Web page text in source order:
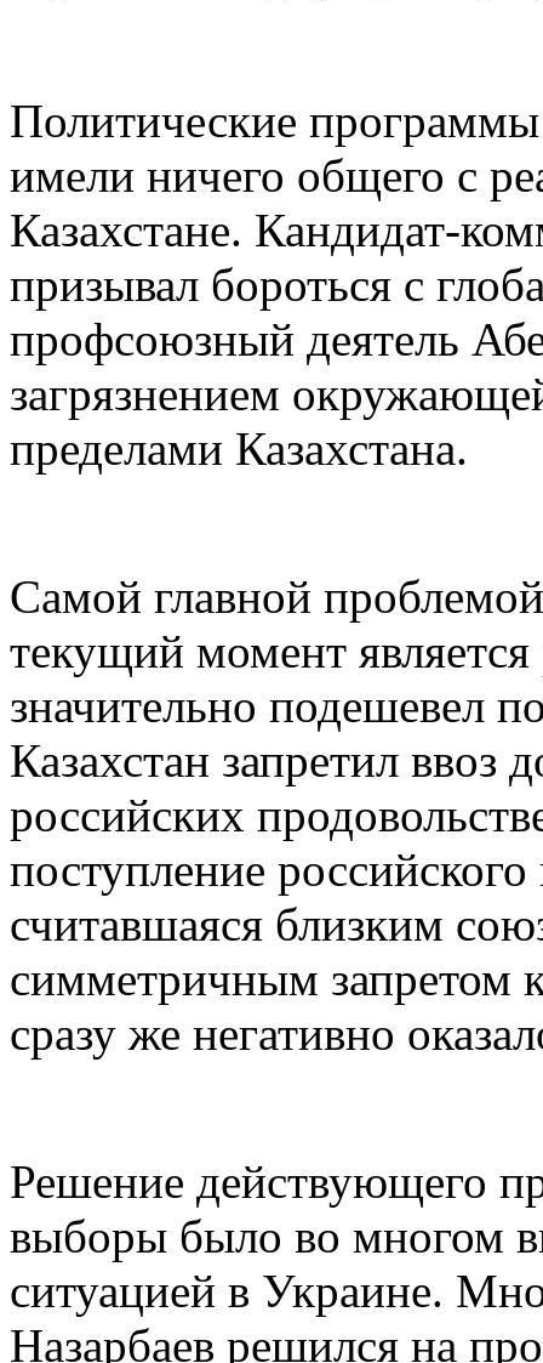
Политические
имели ничего общего с
Казахстане. Кандидат-
призывал бороться с
профсоюзный деятель
загрязнением
пределами Казахстана.
Самой главной
текущий момент
значительно подешевел
Казахстан запретил ввоз
российских
поступление
считавшаяся близким
симметричным запретом
сразу же негативно
Решение действующего
выборы было во многом
ситуацией в Украине.
Назарбаев решился на